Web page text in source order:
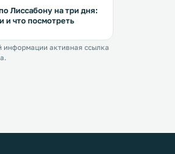
Лиссабону на три дня:
и что посмотреть
активная ссылка